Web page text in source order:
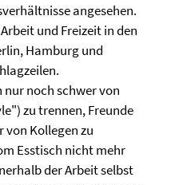
angesehen.
und Freizeit in den
Hamburg und
noch schwer von
zu trennen, Freunde
von Kollegen zu
Esstisch nicht mehr
der Arbeit selbst